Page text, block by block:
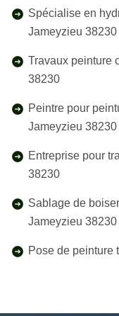
Spécialise en
Jameyzieu 38230
Travaux peinture
38230
Peintre pour
Jameyzieu 38230
Entreprise pour
38230
Sablage de
Jameyzieu 38230
Pose de peinture